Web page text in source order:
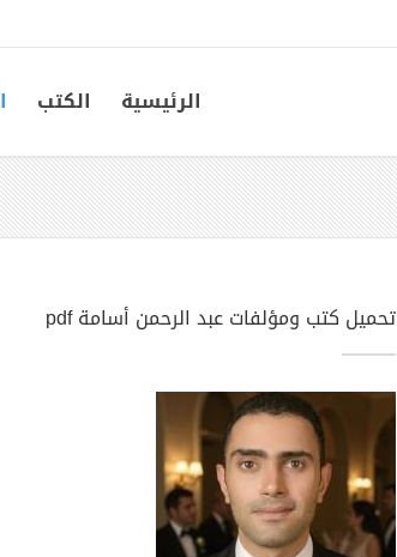
الرئيسية الكتب
تحميل كتب ومؤلفات عبد الرحمن أسامة pdf